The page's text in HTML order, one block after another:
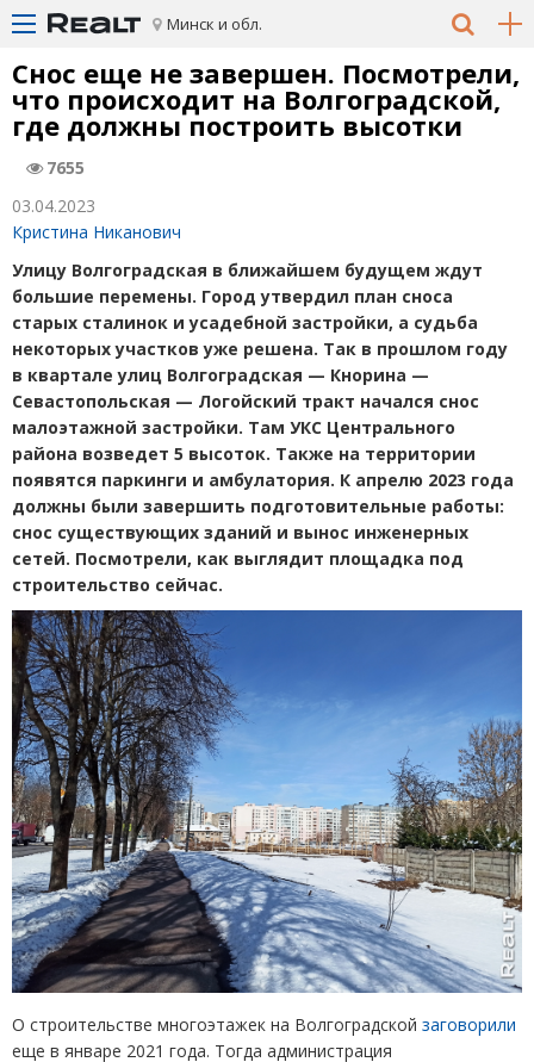
Минск и обл.
Снос еще не завершен. Посмотрели,
что происходит на Волгоградской,
где должны построить высотки
7655
03.04.2023
Кристина Никанович
Улицу Волгоградская в ближайшем будущем ждут
большие перемены. Город утвердил план сноса
старых сталинок и усадебной застройки, а судьба
некоторых участков уже решена. Так в прошлом году
в квартале улиц Волгоградская — Кнорина —
Севастопольская — Логойский тракт начался снос
малоэтажной застройки. Там УКС Центрального
района возведет 5 высоток. Также на территории
появятся паркинги и амбулатория. К апрелю 2023 года
должны были завершить подготовительные работы:
снос существующих зданий и вынос инженерных
сетей. Посмотрели, как выглядит площадка под
строительство сейчас.
О строительстве многоэтажек на Волгоградской заговорили
еще в январе 2021 года. Тогда администрация